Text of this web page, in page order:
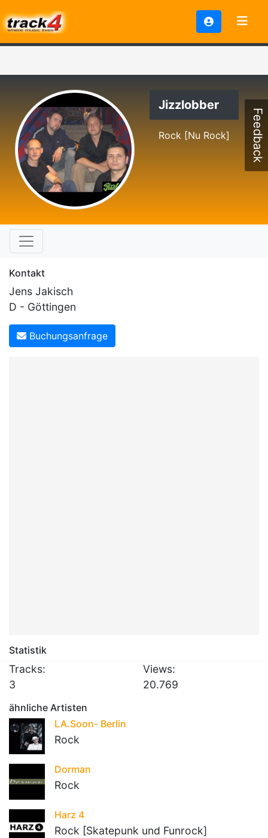
Jizzlobber
Rock [Nu Rock]
Kontakt
Jens Jakisch
D - Göttingen
Buchungsanfrage
Statistik
Tracks:
3
Views:
20.769
ähnliche Artisten
LA.Soon- Berlin
Rock
Dorman
Rock
Harz 4
Rock [Skatepunk und Funrock]
Feedback